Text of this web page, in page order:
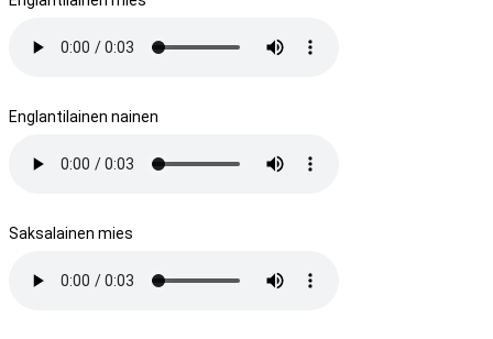
Englantilainen nainen
Saksalainen mies